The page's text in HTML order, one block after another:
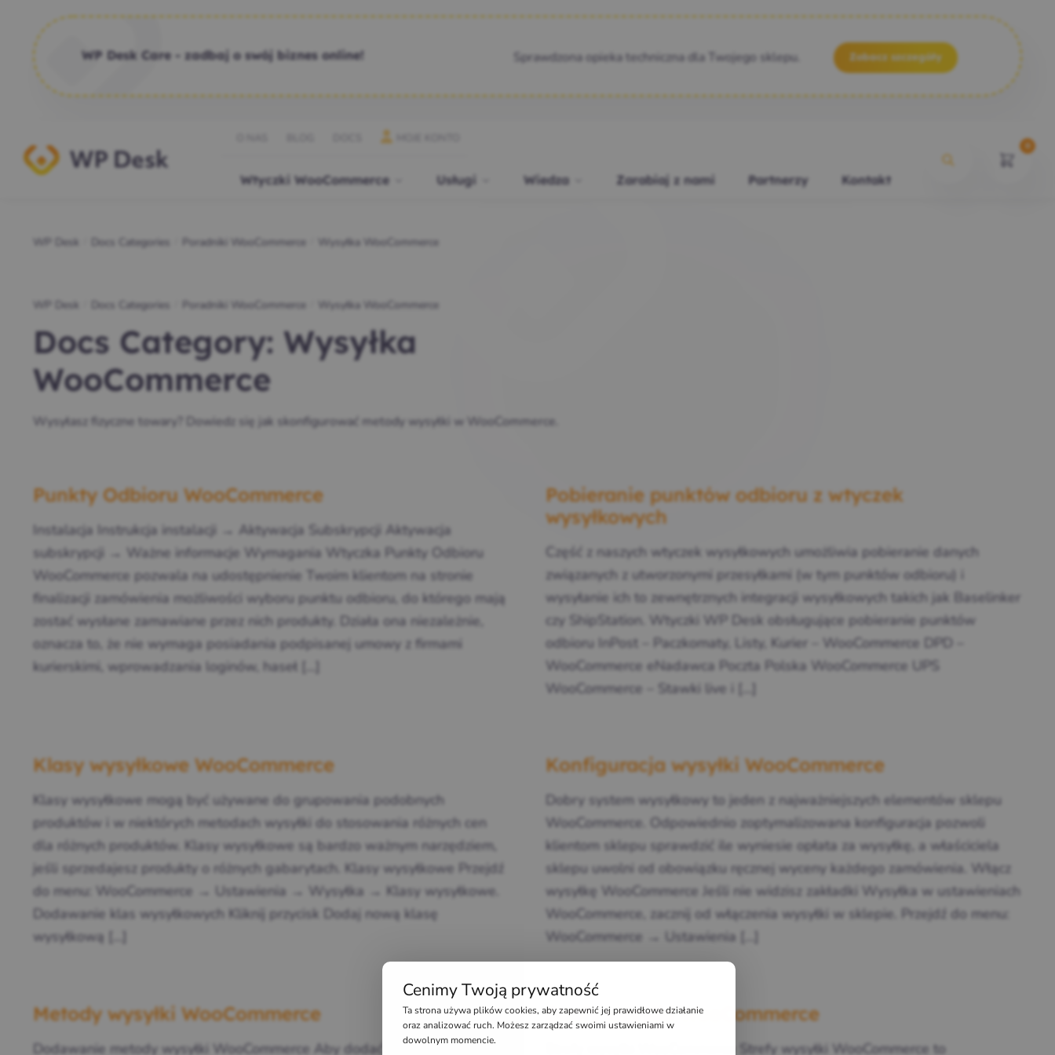
WP Desk Care - zadbaj o swój biznes online! Sprawdzona opieka techniczna dla Twojego sklepu. Zobacz szczegóły
Wtyczki WooCommerce Usługi Wiedza Zarabiaj z nami Partnerzy Kontakt
WP Desk Docs Categories Poradniki WooCommerce Wysyłka WooCommerce
WP Desk Docs Categories Poradniki WooCommerce Wysyłka WooCommerce
Docs Category: Wysyłka
WooCommerce
Wysyłasz fizyczne towary? Dowiedz się jak skonfigurować metody wysyłki w WooCommerce.
Punkty Odbioru WooCommerce
Instalacja Instrukcja instalacji → Aktywacja Subskrypcji Aktywacja
subskrypcji → Ważne informacje Wymagania Wtyczka Punkty Odbioru
WooCommerce pozwala na udostępnienie Twoim klientom na stronie
finalizacji zamówienia możliwości wyboru punktu odbioru, do którego mają
zostać wysłane zamawiane przez nich produkty. Działa ona niezależnie,
oznacza to, że nie wymaga posiadania podpisanej umowy z firmami
kurierskimi, wprowadzania loginów, haseł […]
Pobieranie punktów odbioru z wtyczek
wysyłkowych
Część z naszych wtyczek wysyłkowych umożliwia pobieranie danych
związanych z utworzonymi przesyłkami (w tym punktów odbioru) i
wysyłanie ich to zewnętrznych integracji wysyłkowych takich jak Baselinker
czy ShipStation. Wtyczki WP Desk obsługujące pobieranie punktów
odbioru InPost – Paczkomaty, Listy, Kurier – WooCommerce DPD –
WooCommerce eNadawca Poczta Polska WooCommerce UPS
WooCommerce – Stawki live i […]
Klasy wysyłkowe WooCommerce
Klasy wysyłkowe mogą być używane do grupowania podobnych
produktów i w niektórych metodach wysyłki do stosowania różnych cen
dla różnych produktów. Klasy wysyłkowe są bardzo ważnym narzędziem,
jeśli sprzedajesz produkty o różnych gabarytach. Klasy wysyłkowe Przejdź
do menu: WooCommerce → Ustawienia → Wysyłka → Klasy wysyłkowe.
Dodawanie klas wysyłkowych Kliknij przycisk Dodaj nową klasę
wysyłkową […]
Konfiguracja wysyłki WooCommerce
Dobry system wysyłkowy to jeden z najważniejszych elementów sklepu
WooCommerce. Odpowiednio zoptymalizowana konfiguracja pozwoli
klientom sklepu sprawdzić ile wyniesie opłata za wysyłkę, a właściciela
sklepu uwolni od obowiązku ręcznej wyceny każdego zamówienia. Włącz
wysyłkę WooCommerce Jeśli nie widzisz zakładki Wysyłka w ustawieniach
WooCommerce, zacznij od włączenia wysyłki w sklepie. Przejdź do menu:
WooCommerce → Ustawienia […]
Metody wysyłki WooCommerce
Dodawanie metody wysyłki WooCommerce Aby dodać metody wysyłki
Strefy wysyłki WooCommerce
Strefy wysyłki WooCommerce Strefy wysyłki WooCommerce to
Cenimy Twoją prywatność
Ta strona używa plików cookies, aby zapewnić jej prawidłowe działanie
oraz analizować ruch. Możesz zarządzać swoimi ustawieniami w
dowolnym momencie.